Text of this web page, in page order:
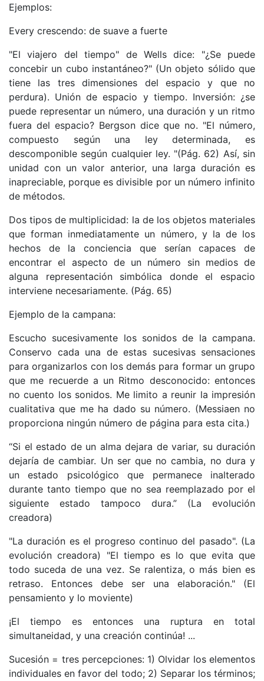
Ejemplos:
Every crescendo: de suave a fuerte
"El viajero del tiempo" de Wells dice: "¿Se puede
concebir un cubo instantáneo?" (Un objeto sólido que
tiene las tres dimensiones del espacio y que no
perdura). Unión de espacio y tiempo. Inversión: ¿se
puede representar un número, una duración y un ritmo
fuera del espacio? Bergson dice que no. "El número,
compuesto según una ley determinada, es
descomponible según cualquier ley. "(Pág. 62) Así, sin
unidad con un valor anterior, una larga duración es
inapreciable, porque es divisible por un número infinito
de métodos.
Dos tipos de multiplicidad: la de los objetos materiales
que forman inmediatamente un número, y la de los
hechos de la conciencia que serían capaces de
encontrar el aspecto de un número sin medios de
alguna representación simbólica donde el espacio
interviene necesariamente. (Pág. 65)
Ejemplo de la campana:
Escucho sucesivamente los sonidos de la campana.
Conservo cada una de estas sucesivas sensaciones
para organizarlos con los demás para formar un grupo
que me recuerde a un Ritmo desconocido: entonces
no cuento los sonidos. Me limito a reunir la impresión
cualitativa que me ha dado su número. (Messiaen no
proporciona ningún número de página para esta cita.)
“Si el estado de un alma dejara de variar, su duración
dejaría de cambiar. Un ser que no cambia, no dura y
un estado psicológico que permanece inalterado
durante tanto tiempo que no sea reemplazado por el
siguiente estado tampoco dura.” (La evolución
creadora)
"La duración es el progreso continuo del pasado". (La
evolución creadora) "El tiempo es lo que evita que
todo suceda de una vez. Se ralentiza, o más bien es
retraso. Entonces debe ser una elaboración." (El
pensamiento y lo moviente)
¡El tiempo es entonces una ruptura en total
simultaneidad, y una creación continúa! ...
Sucesión = tres percepciones: 1) Olvidar los elementos
individuales en favor del todo; 2) Separar los términos;